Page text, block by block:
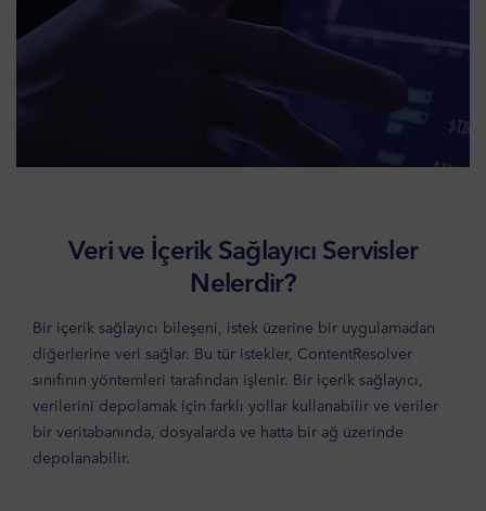
Veri ve İçerik Sağlayıcı Servisler
Nelerdir?
Bir içerik sağlayıcı bileşeni, istek üzerine bir uygulamadan
diğerlerine veri sağlar. Bu tür istekler, ContentResolver
sınıfının yöntemleri tarafından işlenir. Bir içerik sağlayıcı,
verilerini depolamak için farklı yollar kullanabilir ve veriler
bir veritabanında, dosyalarda ve hatta bir ağ üzerinde
depolanabilir.